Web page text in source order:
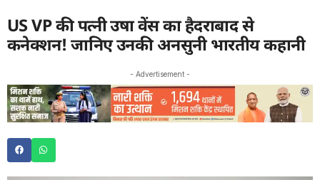
US VP की पत्नी उषा वेंस का हैदराबाद से
कनेक्शन! जानिए उनकी अनसुनी भारतीय कहानी
- Advertisement -